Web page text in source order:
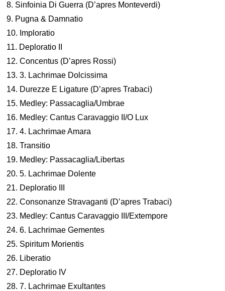
8. Sinfoinia Di Guerra (D’apres Monteverdi)
9. Pugna & Damnatio
10. Imploratio
11. Deploratio II
12. Concentus (D’apres Rossi)
13. 3. Lachrimae Dolcissima
14. Durezze E Ligature (D’apres Trabaci)
15. Medley: Passacaglia/Umbrae
16. Medley: Cantus Caravaggio II/O Lux
17. 4. Lachrimae Amara
18. Transitio
19. Medley: Passacaglia/Libertas
20. 5. Lachrimae Dolente
21. Deploratio III
22. Consonanze Stravaganti (D’apres Trabaci)
23. Medley: Cantus Caravaggio III/Extempore
24. 6. Lachrimae Gementes
25. Spiritum Morientis
26. Liberatio
27. Deploratio IV
28. 7. Lachrimae Exultantes